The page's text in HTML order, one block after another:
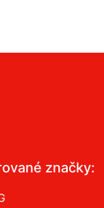
značky: